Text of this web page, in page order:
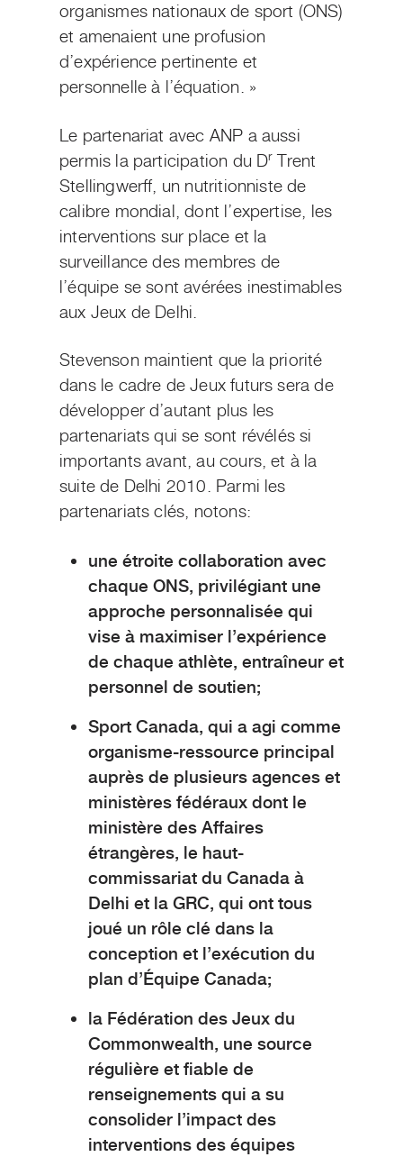
organismes nationaux de sport (ONS)
et amenaient une profusion
d’expérience pertinente et
personnelle à l’équation. »
Le partenariat avec ANP a aussi
permis la participation du Dr
Trent
Stellingwerff, un nutritionniste de
calibre mondial, dont l’expertise, les
interventions sur place et la
surveillance des membres de
l’équipe se sont avérées inestimables
aux Jeux de Delhi.
Stevenson maintient que la priorité
dans le cadre de Jeux futurs sera de
développer d’autant plus les
partenariats qui se sont révélés si
importants avant, au cours, et à la
suite de Delhi 2010. Parmi les
partenariats clés, notons:
une étroite collaboration avec
chaque ONS, privilégiant une
approche personnalisée qui
vise à maximiser l’expérience
de chaque athlète, entraîneur et
personnel de soutien;
Sport Canada, qui a agi comme
organisme-ressource principal
auprès de plusieurs agences et
ministères fédéraux dont le
ministère des Affaires
étrangères, le haut-
commissariat du Canada à
Delhi et la GRC, qui ont tous
joué un rôle clé dans la
conception et l’exécution du
plan d’Équipe Canada;
la Fédération des Jeux du
Commonwealth, une source
régulière et fiable de
renseignements qui a su
consolider l’impact des
interventions des équipes